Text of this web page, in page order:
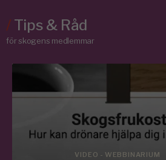
/Tips & Råd
för skogens medlemmar
VIDEO - WEBBINARIUM